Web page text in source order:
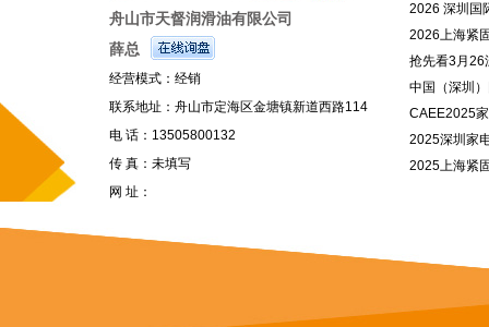
舟山市天督润滑油有限公司
薛总
经营模式：经销
联系地址：舟山市定海区金塘镇新道西路114
号
电 话：13505800132
传 真：未填写
网 址：
满收官！
2026 深圳国
2026上海紧
抢先看3月26
企业？
中国（深圳
展览会
CAEE2025
会 移师深圳
2025深圳家
2025上海紧